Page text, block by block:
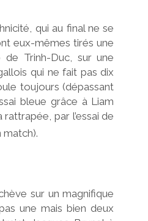
qui au final ne se
eux-mêmes tirés une
Trinh-Duc, sur une
qui ne fait pas dix
toujours (dépassant
bleue grâce à Liam
par l’essai de
match).
sur un magnifique
une mais bien deux